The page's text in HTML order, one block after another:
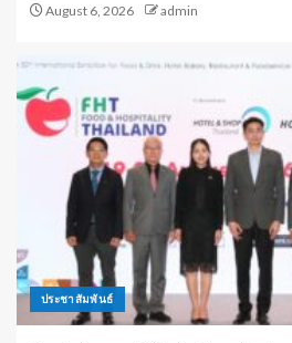
August 6, 2026 admin
ประชาสัมพันธ์